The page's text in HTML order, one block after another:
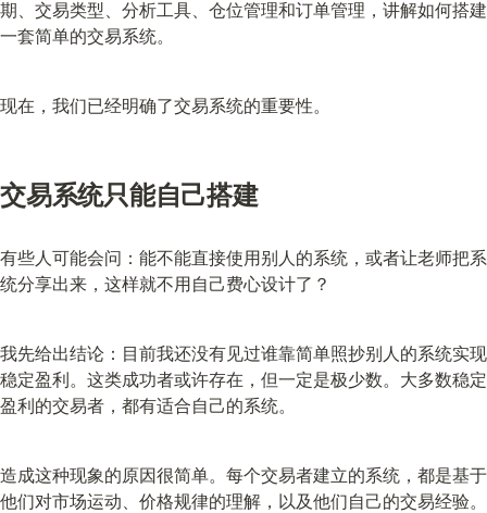
期、交易类型、分析工具、仓位管理和订单管理，讲解如何搭建
一套简单的交易系统。
现在，我们已经明确了交易系统的重要性。
交易系统只能自己搭建
有些人可能会问：能不能直接使用别人的系统，或者让老师把系
统分享出来，这样就不用自己费心设计了？
我先给出结论：目前我还没有见过谁靠简单照抄别人的系统实现
稳定盈利。这类成功者或许存在，但一定是极少数。大多数稳定
盈利的交易者，都有适合自己的系统。
造成这种现象的原因很简单。每个交易者建立的系统，都是基于
他们对市场运动、价格规律的理解，以及他们自己的交易经验。